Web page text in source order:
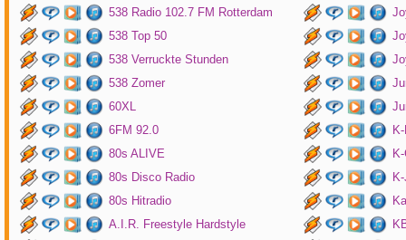
538 Radio 102.7 FM Rotterdam
538 Top 50
538 Verruckte Stunden
538 Zomer
60XL
6FM 92.0
80s ALIVE
80s Disco Radio
80s Hitradio
A.I.R. Freestyle Hardstyle